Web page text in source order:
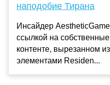
наподобие Тирана
Инсайдер
ссылкой на
контенте, вырезанном
элементами Residen...